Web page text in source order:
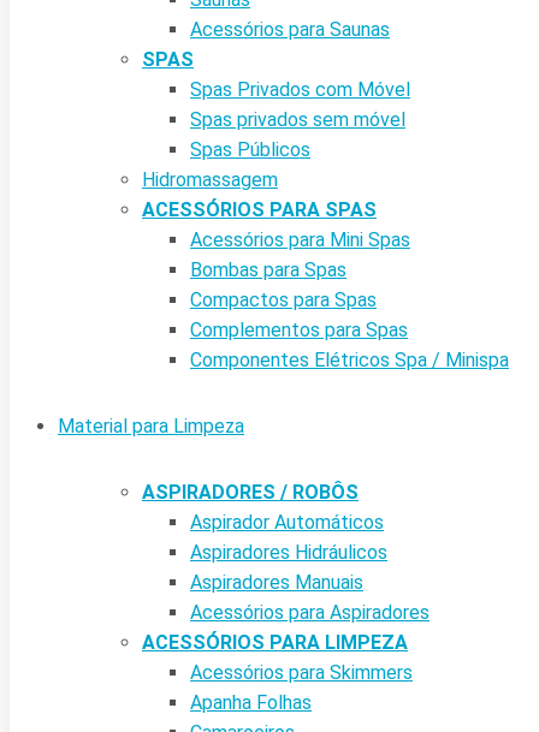
Acessórios para Saunas
SPAS
Spas Privados com Móvel
Spas privados sem móvel
Spas Públicos
Hidromassagem
ACESSÓRIOS PARA SPAS
Acessórios para Mini Spas
Bombas para Spas
Compactos para Spas
Complementos para Spas
Componentes Elétricos Spa / Minispa
Material para Limpeza
ASPIRADORES / ROBÔS
Aspirador Automáticos
Aspiradores Hidráulicos
Aspiradores Manuais
Acessórios para Aspiradores
ACESSÓRIOS PARA LIMPEZA
Acessórios para Skimmers
Apanha Folhas